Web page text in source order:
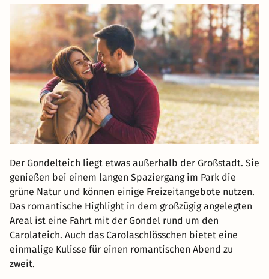
Der Gondelteich liegt etwas außerhalb der Großstadt. Sie
genießen bei einem langen Spaziergang im Park die
grüne Natur und können einige Freizeitangebote nutzen.
Das romantische Highlight in dem großzügig angelegten
Areal ist eine Fahrt mit der Gondel rund um den
Carolateich. Auch das Carolaschlösschen bietet eine
einmalige Kulisse für einen romantischen Abend zu
zweit.